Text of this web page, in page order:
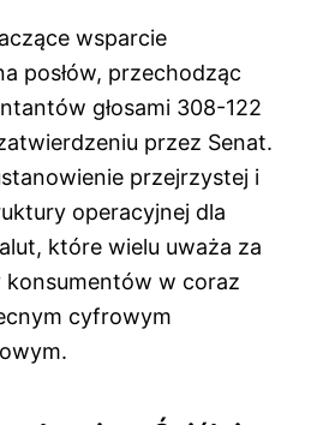
wsparcie
posłów, przechodząc
głosami 308-122
przez Senat.
przejrzystej i
operacyjnej dla
które wielu uważa za
w coraz
cyfrowym